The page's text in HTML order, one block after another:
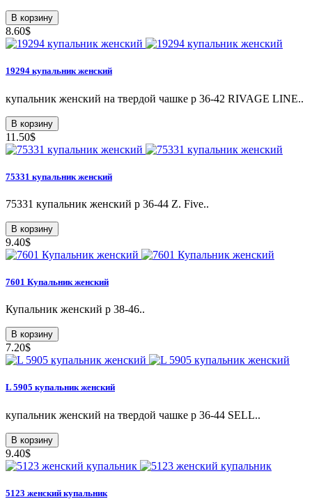
В корзину
8.60$
19294 купальник женский
купальник женский на твердой чашке р 36-42 RIVAGE LINE..
В корзину
11.50$
75331 купальник женский
75331 купальник женский p 36-44 Z. Five..
В корзину
9.40$
7601 Купальник женский
Купальник женский р 38-46..
В корзину
7.20$
L 5905 купальник женский
купальник женский на твердой чашке p 36-44 SELL..
В корзину
9.40$
5123 женский купальник